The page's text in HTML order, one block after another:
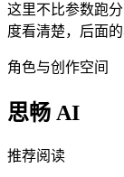
这里不比参数跑
度看清楚，后面
角色与创作空间
思畅 AI
推荐阅读